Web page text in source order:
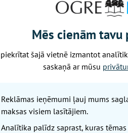
un apmeklētājiem nākotnē.
centrs aicina ievērot
Paldies par sapratni!
Piektdiena,
Mēs cienām
šajā vietnē izmantot
saskaņā ar mūsu
Reklāmas ieņēmumi ļauj mums
maksas visiem lasītājiem.
Analītika palīdz saprast, kuras